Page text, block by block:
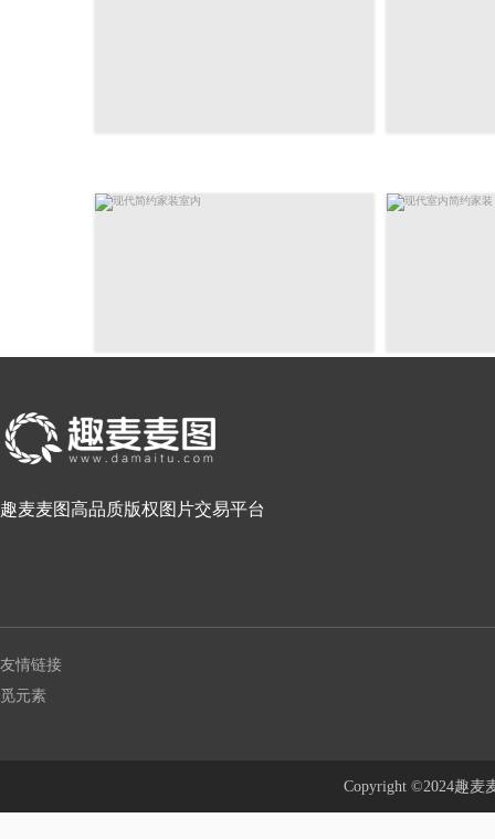
趣麦麦图高品质版权图片交易平台
友情链接
觅元素
Copyright ©2024趣